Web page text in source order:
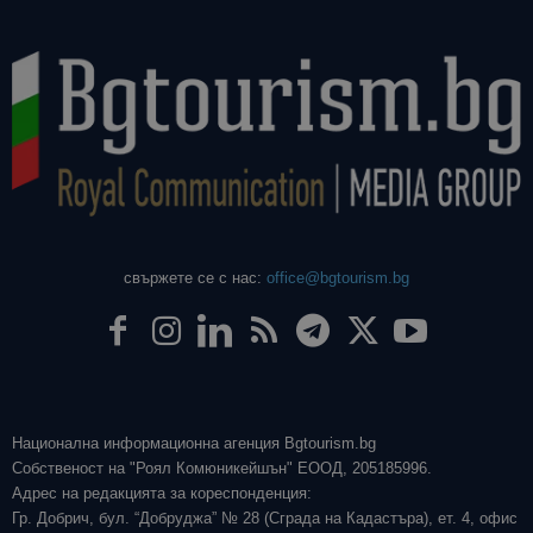
свържете се с нас: office@bgtourism.bg
Национална информационна агенция Bgtourism.bg
Собственост на "Роял Комюникейшън" ЕООД, 205185996.
Адрес на редакцията за кореспонденция:
Гр. Добрич, бул. “Добруджа” № 28 (Сграда на Кадастъра), ет. 4, офис